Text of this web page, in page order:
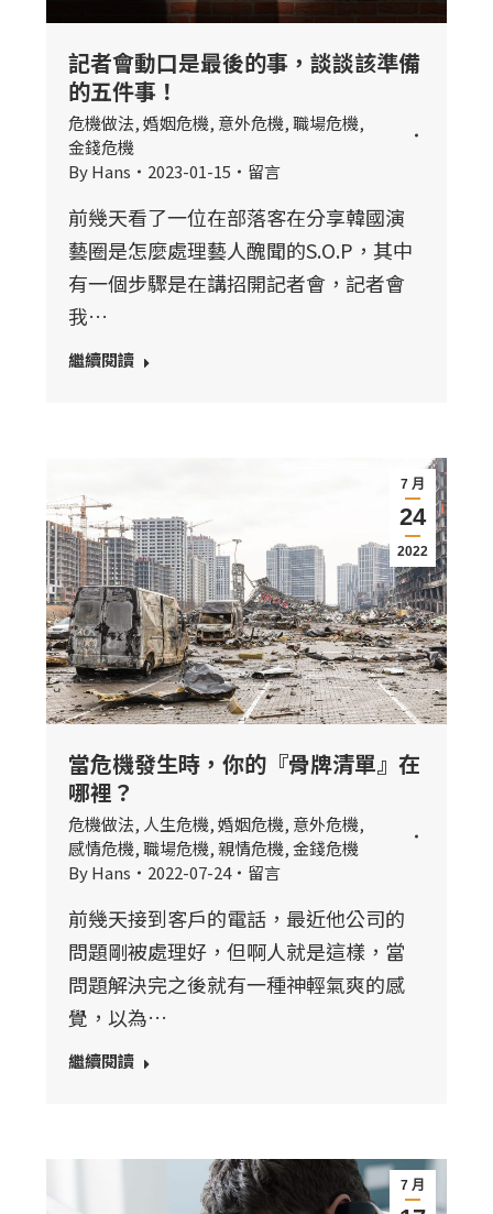
記者會動口是最後的事，談談該準備
的五件事！
危機做法,婚姻危機, 意外危機,職場危機,
金錢危機
ByHans 2023-01-15 留言
前幾天看了一位在部落客在分享韓國演
藝圈是怎麼處理藝人醜聞的S.O.P，其中
有一個步驟是在講招開記者會，記者會
我…
繼續閱讀
7 月
24
2022
當危機發生時，你的『骨牌清單』在
哪裡？
危機做法, 人生危機,婚姻危機, 意外危機,
感情危機,職場危機,親情危機,金錢危機
ByHans 2022-07-24 留言
前幾天接到客戶的電話，最近他公司的
問題剛被處理好，但啊人就是這樣，當
問題解決完之後就有一種神輕氣爽的感
覺，以為…
繼續閱讀
7 月